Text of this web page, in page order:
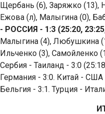
Щербань (6), Заряжко (13),
Ежова (л), Малыгина (0),
- РОССИЯ - 1:3 (25:20,
Малыгина (4), Любушкина
Ильченко (3), Самойленко
Сербия - Таиланд - 3:0
Германия - 3:0. Китай - США
Бельгия - 3:1. Турция -